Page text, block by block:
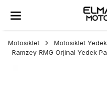
Motosiklet
Motosiklet
Ramzey-RMG Orjinal Yedek